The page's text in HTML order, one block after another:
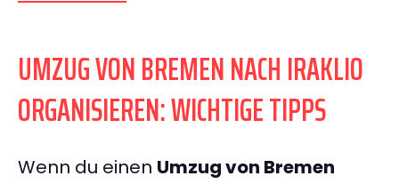
UMZUG VON BREMEN NACH IRAKLIO
ORGANISIEREN: WICHTIGE TIPPS
Wenn du einen Umzug von Bremen